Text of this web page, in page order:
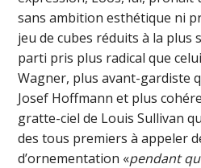
sans ambition esthétique ni
jeu de cubes réduits à la plus
parti pris plus radical que
Wagner, plus avant-gardiste
Josef Hoffmann et plus
gratte-ciel de Louis Sullivan
des tous premiers à appeler
d’ornementation «pendant